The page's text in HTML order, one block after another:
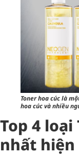
Toner hoa cúc là
hoa cúc và nhiều
Top 4
nhất hiện